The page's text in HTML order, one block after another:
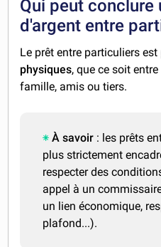
Qui peut
d'argent entre
Le prêt entre particuliers
physiques, que ce soit
famille, amis ou tiers.
À savoir : les prêts
plus strictement
respecter des
appel à un
un lien économique,
plafond...).